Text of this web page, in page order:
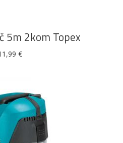
5m 2kom Topex
€